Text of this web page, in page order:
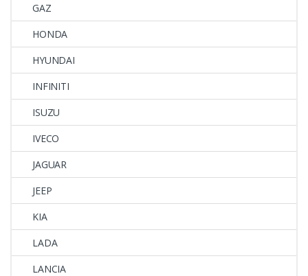
GAZ
HONDA
HYUNDAI
INFINITI
ISUZU
IVECO
JAGUAR
JEEP
KIA
LADA
LANCIA